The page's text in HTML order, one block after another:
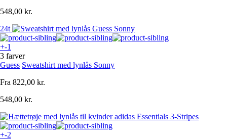
548,00 kr.
24t
+-1
3 farver
Guess Sweatshirt med lynlås Sonny
Fra 822,00 kr.
548,00 kr.
+-2